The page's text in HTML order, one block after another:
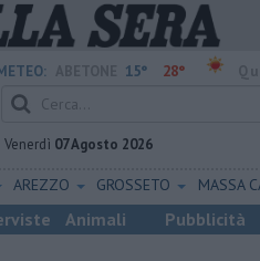
15° 28°
Venerdì 07 Agosto 2026
AREZZO GROSSETO MASSA
Animali Pubblicità